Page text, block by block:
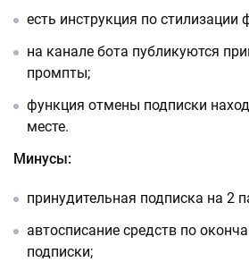
есть инструкция по стилизации
на канале бота публикуются
промпты;
функция отмены подписки
месте.
Минусы:
принудительная подписка на 2
автосписание средств по
подписки;